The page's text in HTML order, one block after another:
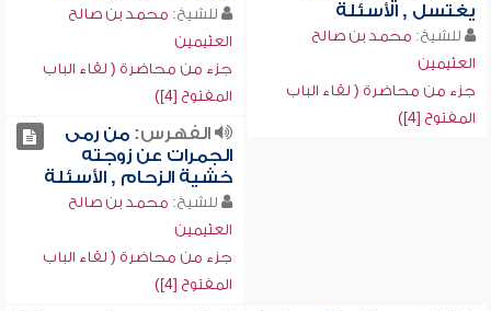
يغتسل , الأسئلة
للشيخ: محمد بن صالح
العثيمين
جزء من محاضرة ( لقاء الباب
المفتوح [4])
للشيخ: محمد بن صالح
العثيمين
جزء من محاضرة ( لقاء الباب
المفتوح [4])
الفهرس:من رمى
الجمرات عن زوجته
خشية الزحام , الأسئلة
للشيخ: محمد بن صالح
العثيمين
جزء من محاضرة ( لقاء الباب
المفتوح [4])